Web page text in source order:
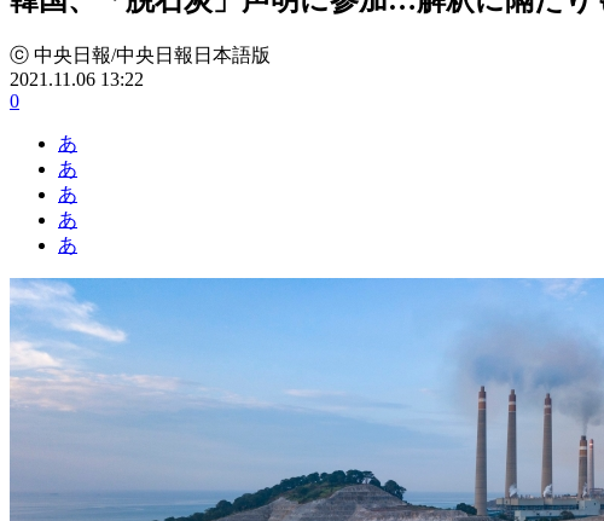
ⓒ 中央日報/中央日報日本語版
2021.11.06 13:22
0
あ
あ
あ
あ
あ